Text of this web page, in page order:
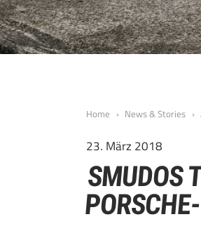
Home News & Stories
23. März 2018
SMUDOS